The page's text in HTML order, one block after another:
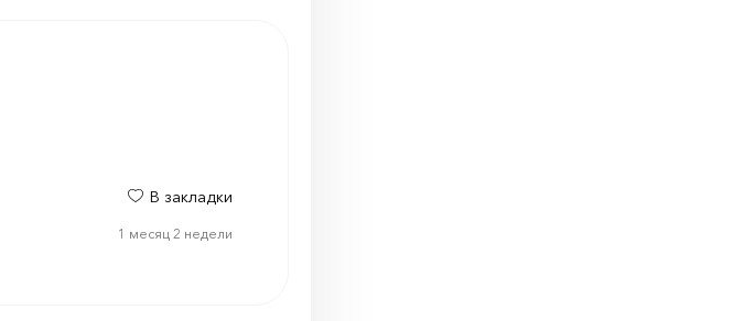
В закладки
1 месяц 2 недели